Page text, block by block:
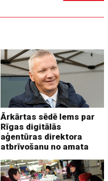
Ārkārtas sēdē lems par
Rīgas digitālās
aģentūras direktora
atbrīvošanu no amata